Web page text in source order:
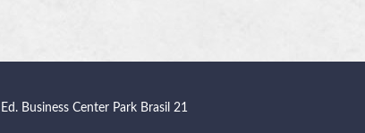
Business Center Park Brasil 21